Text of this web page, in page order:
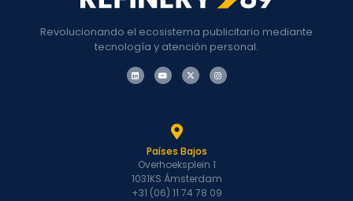
Revolucionando el ecosistema publicitario mediante
tecnología y atención personal.
Países Bajos
Overhoeksplein 1
1031KS Ámsterdam
+31 (06) 11 74 78 09